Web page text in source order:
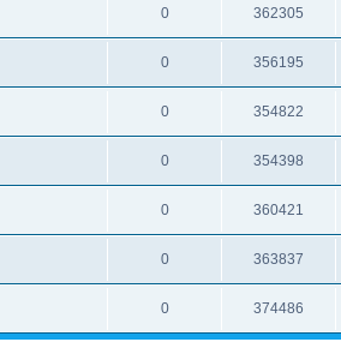
0 362305
0 356195
0 354822
0 354398
0 360421
0 363837
0 374486